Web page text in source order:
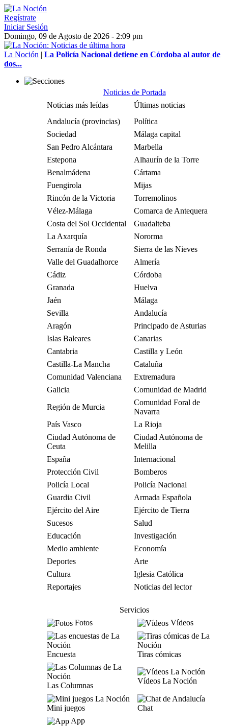
Regístrate
Iniciar Sesión
Domingo, 09 de Agosto de 2026 - 2:09 pm
La Noción | La Policía Nacional detiene en Córdoba al autor de
dos...
Noticias de Portada
Noticias más leídas
Últimas noticias
Andalucía (provincias)
Política
Sociedad
Málaga capital
San Pedro Alcántara
Marbella
Estepona
Alhaurín de la Torre
Benalmádena
Cártama
Fuengirola
Mijas
Rincón de la Victoria
Torremolinos
Vélez-Málaga
Comarca de Antequera
Costa del Sol Occidental
Guadalteba
La Axarquía
Nororma
Serranía de Ronda
Sierra de las Nieves
Valle del Guadalhorce
Almería
Cádiz
Córdoba
Granada
Huelva
Jaén
Málaga
Sevilla
Andalucía
Aragón
Principado de Asturias
Islas Baleares
Canarias
Cantabria
Castilla y León
Castilla-La Mancha
Cataluña
Comunidad Valenciana
Extremadura
Galicia
Comunidad de Madrid
Región de Murcia
Comunidad Foral de
Navarra
País Vasco
La Rioja
Ciudad Autónoma de
Ceuta
Ciudad Autónoma de
Melilla
España
Internacional
Protección Civil
Bomberos
Policía Local
Policía Nacional
Guardia Civil
Armada Española
Ejército del Aire
Ejército de Tierra
Sucesos
Salud
Educación
Investigación
Medio ambiente
Economía
Deportes
Arte
Cultura
Iglesia Católica
Reportajes
Noticias del lector
Servicios
Fotos
Vídeos
Encuesta Tiras cómicas
Las Columnas
Vídeos La Noción
Mini juegos
Chat
App